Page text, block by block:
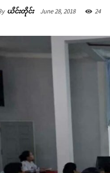
ယိင်းတိုင်း June 28, 2018 24